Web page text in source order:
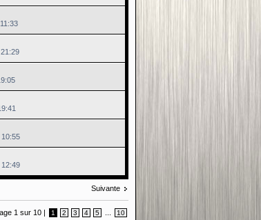
10:55
12:49
Suivante
1 sur 10 | 1 2 3 4 5 10